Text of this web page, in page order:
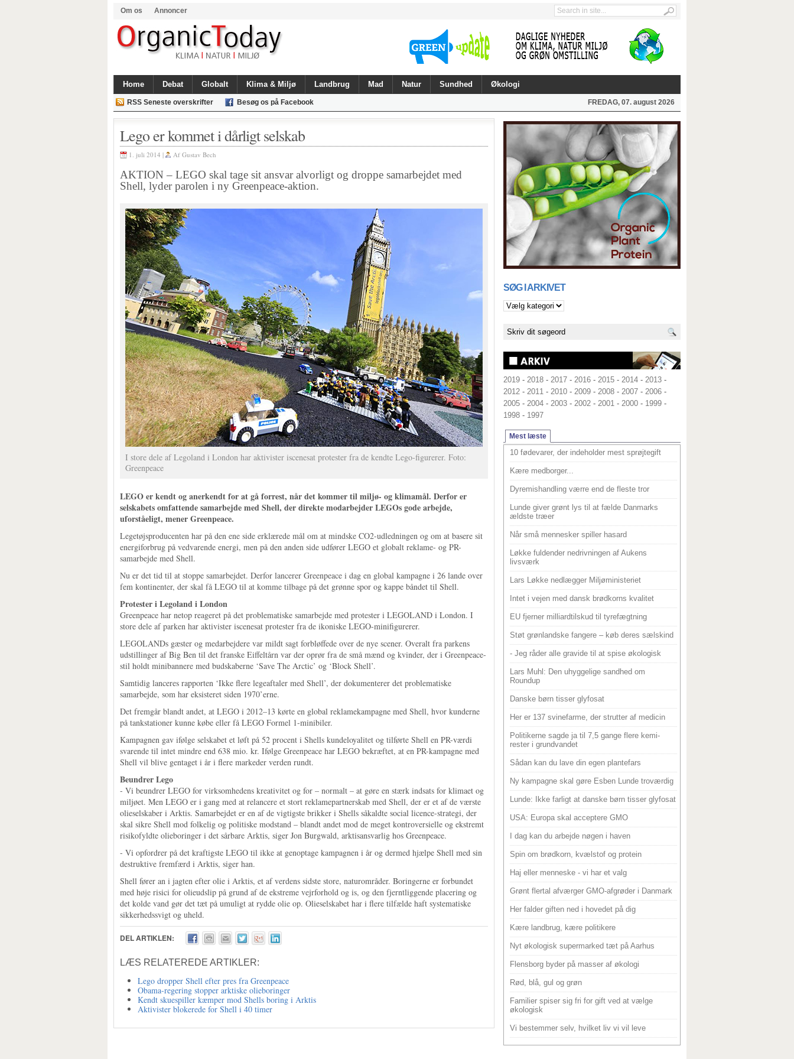
Om os Annoncer
Home Debat Globalt Klima & Miljø Landbrug Mad Natur Sundhed Økologi
RSS Seneste overskrifter Besøg os på Facebook FREDAG, 07. august 2026
Lego er kommet i dårligt selskab
1. juli 2014 | Af Gustav Bech
AKTION – LEGO skal tage sit ansvar alvorligt og droppe samarbejdet med
Shell, lyder parolen i ny Greenpeace-aktion.
I store dele af Legoland i London har aktivister iscenesat protester fra de kendte Lego-figurerer. Foto:
Greenpeace
LEGO er kendt og anerkendt for at gå forrest, når det kommer til miljø- og klimamål. Derfor er
selskabets omfattende samarbejde med Shell, der direkte modarbejder LEGOs gode arbejde,
uforståeligt, mener Greenpeace.
Legetøjsproducenten har på den ene side erklærede mål om at mindske CO2-udledningen og om at basere sit
energiforbrug på vedvarende energi, men på den anden side udfører LEGO et globalt reklame- og PR-
samarbejde med Shell.
Nu er det tid til at stoppe samarbejdet. Derfor lancerer Greenpeace i dag en global kampagne i 26 lande over
fem kontinenter, der skal få LEGO til at komme tilbage på det grønne spor og kappe båndet til Shell.
Protester i Legoland i London
Greenpeace har netop reageret på det problematiske samarbejde med protester i LEGOLAND i London. I
store dele af parken har aktivister iscenesat protester fra de ikoniske LEGO-minifigurerer.
LEGOLANDs gæster og medarbejdere var mildt sagt forbløffede over de nye scener. Overalt fra parkens
udstillinger af Big Ben til det franske Eiffeltårn var der oprør fra de små mænd og kvinder, der i Greenpeace-
stil holdt minibannere med budskaberne ‘Save The Arctic’ og ‘Block Shell’.
Samtidig lanceres rapporten ‘Ikke flere legeaftaler med Shell’, der dokumenterer det problematiske
samarbejde, som har eksisteret siden 1970’erne.
Det fremgår blandt andet, at LEGO i 2012–13 kørte en global reklamekampagne med Shell, hvor kunderne
på tankstationer kunne købe eller få LEGO Formel 1-minibiler.
Kampagnen gav ifølge selskabet et løft på 52 procent i Shells kundeloyalitet og tilførte Shell en PR-værdi
svarende til intet mindre end 638 mio. kr. Ifølge Greenpeace har LEGO bekræftet, at en PR-kampagne med
Shell vil blive gentaget i år i flere markeder verden rundt.
Beundrer Lego
- Vi beundrer LEGO for virksomhedens kreativitet og for – normalt – at gøre en stærk indsats for klimaet og
miljøet. Men LEGO er i gang med at relancere et stort reklamepartnerskab med Shell, der er et af de værste
olieselskaber i Arktis. Samarbejdet er en af de vigtigste brikker i Shells såkaldte social licence-strategi, der
skal sikre Shell mod folkelig og politiske modstand – blandt andet mod de meget kontroversielle og ekstremt
risikofyldte olieboringer i det sårbare Arktis, siger Jon Burgwald, arktisansvarlig hos Greenpeace.
- Vi opfordrer på det kraftigste LEGO til ikke at genoptage kampagnen i år og dermed hjælpe Shell med sin
destruktive fremfærd i Arktis, siger han.
Shell fører an i jagten efter olie i Arktis, et af verdens sidste store, naturområder. Boringerne er forbundet
med høje risici for olieudslip på grund af de ekstreme vejrforhold og is, og den fjerntliggende placering og
det kolde vand gør det tæt på umuligt at rydde olie op. Olieselskabet har i flere tilfælde haft systematiske
sikkerhedssvigt og uheld.
DEL ARTIKLEN:
LÆS RELATEREDE ARTIKLER:
Lego dropper Shell efter pres fra Greenpeace
Obama-regering stopper arktiske olieboringer
Kendt skuespiller kæmper mod Shells boring i Arktis
Aktivister blokerede for Shell i 40 timer
SØG I ARKIVET
2019 - 2018 - 2017 - 2016 - 2015 - 2014 - 2013 -
2012 - 2011 - 2010 - 2009 - 2008 - 2007 - 2006 -
2005 - 2004 - 2003 - 2002 - 2001 - 2000 - 1999 -
1998 - 1997
Mest læste
10 fødevarer, der indeholder mest sprøjtegift
Kære medborger...
Dyremishandling værre end de fleste tror
Lunde giver grønt lys til at fælde Danmarks
ældste træer
Når små mennesker spiller hasard
Løkke fuldender nedrivningen af Aukens
livsværk
Lars Løkke nedlægger Miljøministeriet
Intet i vejen med dansk brødkorns kvalitet
EU fjerner milliardtilskud til tyrefægtning
Støt grønlandske fangere – køb deres sælskind
- Jeg råder alle gravide til at spise økologisk
Lars Muhl: Den uhyggelige sandhed om
Roundup
Danske børn tisser glyfosat
Her er 137 svinefarme, der strutter af medicin
Politikerne sagde ja til 7,5 gange flere kemi-
rester i grundvandet
Sådan kan du lave din egen plantefars
Ny kampagne skal gøre Esben Lunde troværdig
Lunde: Ikke farligt at danske børn tisser glyfosat
USA: Europa skal acceptere GMO
I dag kan du arbejde nøgen i haven
Spin om brødkorn, kvælstof og protein
Haj eller menneske - vi har et valg
Grønt flertal afværger GMO-afgrøder i Danmark
Her falder giften ned i hovedet på dig
Kære landbrug, kære politikere
Nyt økologisk supermarked tæt på Aarhus
Flensborg byder på masser af økologi
Rød, blå, gul og grøn
Familier spiser sig fri for gift ved at vælge
økologisk
Vi bestemmer selv, hvilket liv vi vil leve